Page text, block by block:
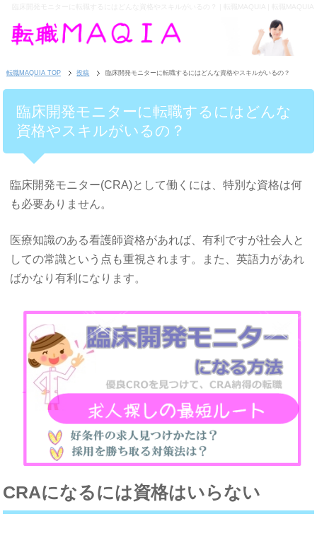
転職MAQUIA TOP 投稿 臨床開発モニターに転職するにはどんな資格やスキルがいるの？
臨床開発モニターに転職するにはどんな
資格やスキルがいるの？
臨床開発モニター(CRA)として働くには、特別な資格は何
も必要ありません。
医療知識のある看護師資格があれば、有利ですが社会人と
しての常識という点も重視されます。また、英語力があれ
ばかなり有利になります。
CRAになるには資格はいらない